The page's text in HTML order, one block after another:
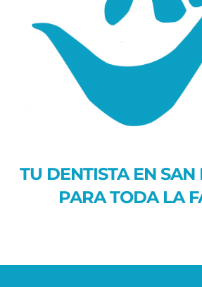
TU DENTISTA EN
PARA TODA LA